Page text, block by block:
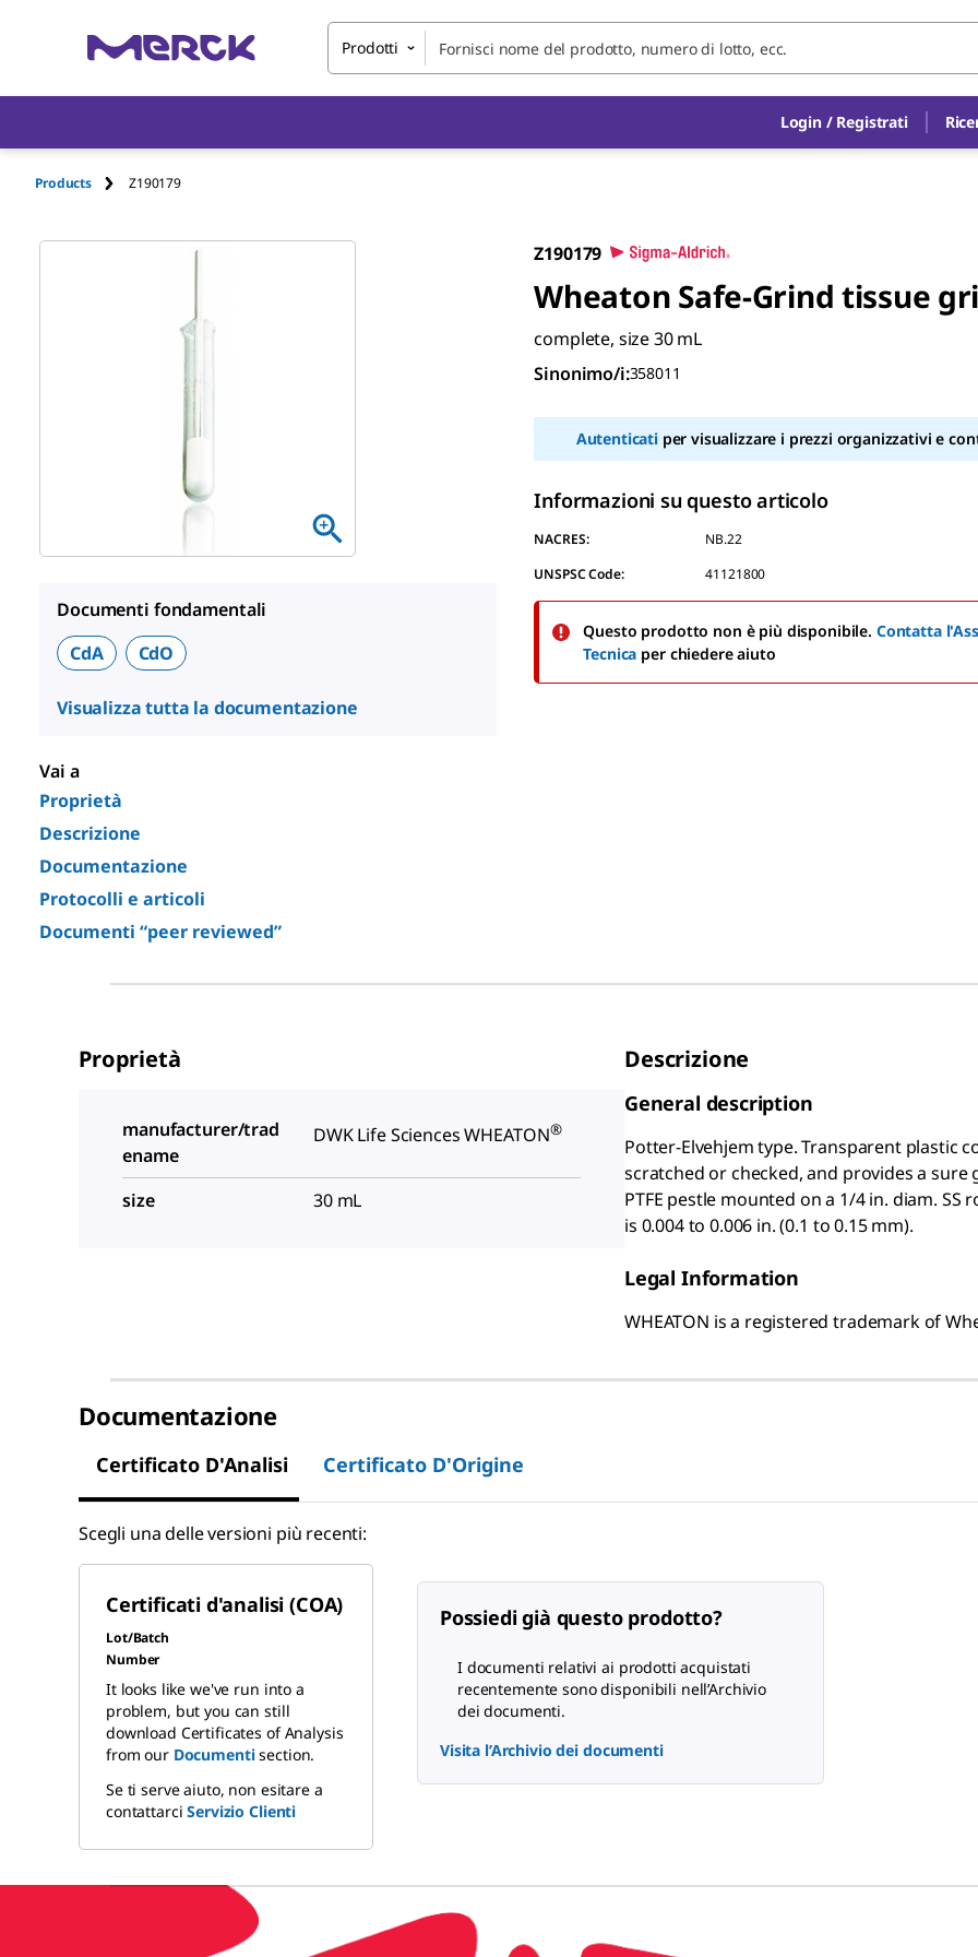
Prodotti
Login / Registrati
Products Z190179
Documenti fondamentali
CdA
CdO
Visualizza tutta la documentazione
Vai a
Proprietà
Descrizione
Documentazione
Protocolli e articoli
Documenti “peer reviewed”
Z190179
Wheaton Safe-Grind tissue
complete, size 30 mL
Sinonimo/i:358011
Autenticatiper visualizzare i prezzi organizzativi e
Informazioni su questo articolo
NACRES:
NB.22
UNSPSC Code:
41121800
Questo prodotto non è più disponibile. Contatta
Tecnica per chiedere aiuto
Proprietà
manufacturer/trad
ename
DWK Life Sciences WHEATON®
size 30 mL
Descrizione
General description
Potter-Elvehjem type. Transparent plastic
scratched or checked, and provides a
PTFE pestle mounted on a 1/4in. diam. SS
is 0.004 to 0.006 in. (0.1 to 0.15 mm).
Legal Information
WHEATON is a registered trademark of
Documentazione
Certificato D'Analisi Certificato D'Origine
Scegli una delle versioni più recenti:
Certificati d'analisi (COA)
Lot/Batch
Number
It looks like we've run into a
problem, but you can still
download Certificates of Analysis
from our Documentisection.
Se ti serve aiuto, non esitare a
contattarciServizio Clienti
Possiedi già questo prodotto?
I documenti relativi ai prodotti acquistati
recentemente sono disponibili nell’Archivio
dei documenti.
Visita l’Archivio dei documenti